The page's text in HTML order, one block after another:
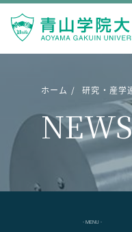
ホーム 研究・産学
- MENU -